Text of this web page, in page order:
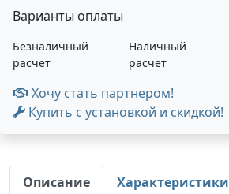
Варианты оплаты
Безналичный
расчет
Наличный
расчет
Хочу стать партнером!
Купить с установкой и скидкой!
Описание
Характеристики